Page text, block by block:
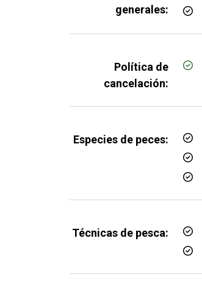
generales:
Política de
cancelación:
Especies de peces:
Técnicas de pesca: